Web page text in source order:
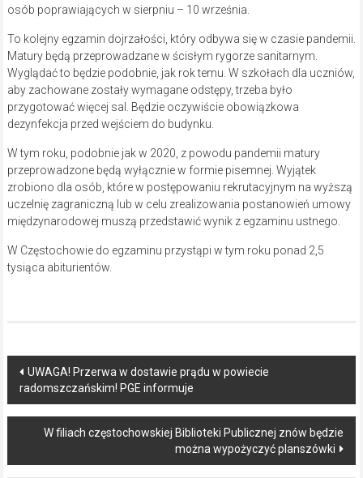
osób poprawiających w sierpniu – 10 września.
To kolejny egzamin dojrzałości, który odbywa się w czasie pandemii.
Matury będą przeprowadzane w ścisłym rygorze sanitarnym.
Wyglądać to będzie podobnie, jak rok temu. W szkołach dla uczniów,
aby zachowane zostały wymagane odstępy, trzeba było
przygotować więcej sal. Będzie oczywiście obowiązkowa
dezynfekcja przed wejściem do budynku.
W tym roku, podobnie jak w 2020, z powodu pandemii matury
przeprowadzone będą wyłącznie w formie pisemnej. Wyjątek
zrobiono dla osób, które w postępowaniu rekrutacyjnym na wyższą
uczelnię zagraniczną lub w celu zrealizowania postanowień umowy
międzynarodowej muszą przedstawić wynik z egzaminu ustnego.
W Częstochowie do egzaminu przystąpi w tym roku ponad 2,5
tysiąca abiturientów.
Post
navigation
UWAGA! Przerwa w dostawie prądu w powiecie
radomszczańskim! PGE informuje
W filiach częstochowskiej Biblioteki Publicznej znów będzie
można wypożyczyć planszówki